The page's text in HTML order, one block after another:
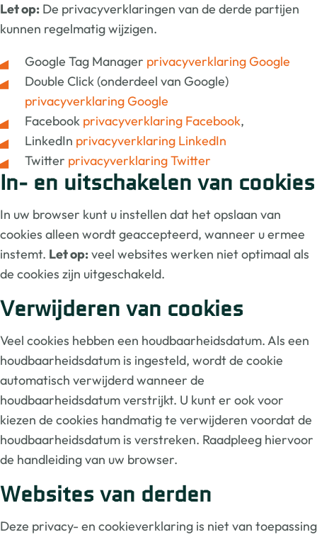
Let op: De privacyverklaringen van de derde partijen
kunnen regelmatig wijzigen.
Google Tag Manager privacyverklaring Google
Double Click (onderdeel van Google)
privacyverklaring Google
Facebook privacyverklaring Facebook,
LinkedIn privacyverklaring LinkedIn
Twitter privacyverklaring Twitter
In- en uitschakelen van cookies
In uw browser kunt u instellen dat het opslaan van
cookies alleen wordt geaccepteerd, wanneer u ermee
instemt. Let op:veel websites werken niet optimaal als
de cookies zijn uitgeschakeld.
Verwijderen van cookies
Veel cookies hebben een houdbaarheidsdatum. Als een
houdbaarheidsdatum is ingesteld, wordt de cookie
automatisch verwijderd wanneer de
houdbaarheidsdatum verstrijkt. U kunt er ook voor
kiezen de cookies handmatig te verwijderen voordat de
houdbaarheidsdatum is verstreken. Raadpleeg hiervoor
de handleiding van uw browser.
Websites van derden
Deze privacy- en cookieverklaring is niet van toepassing